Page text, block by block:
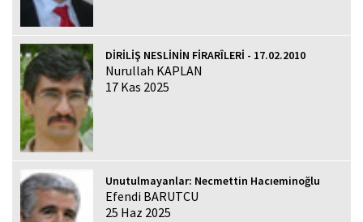
DİRİLİŞ NESLİNİN FİRARÎLERİ - 17.02.2010
Nurullah KAPLAN
17 Kas 2025
Unutulmayanlar: Necmettin Hacıeminoğlu
Efendi BARUTCU
25 Haz 2025